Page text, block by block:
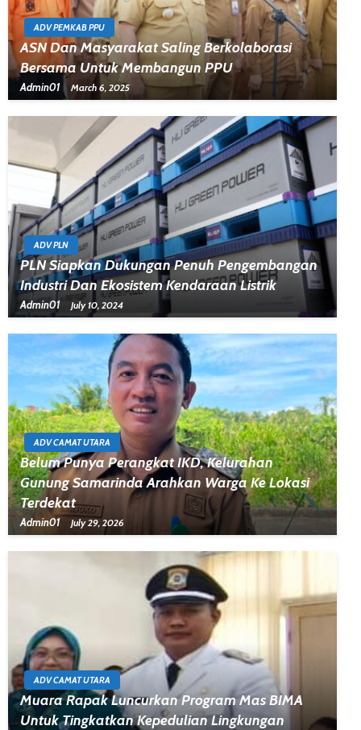
ADV PEMKAB PPU
ASN Dan Masyarakat Saling Berkolaborasi
Bersama Untuk Membangun PPU
Admin01 March 6, 2025
ADV PLN
PLN Siapkan Dukungan Penuh Pengembangan
Industri Dan Ekosistem Kendaraan Listrik
Admin01 July 10, 2024
ADV CAMAT UTARA
Belum Punya Perangkat IKD, Kelurahan
Gunung Samarinda Arahkan Warga Ke Lokasi
Terdekat
Admin01 July 29, 2026
ADV CAMAT UTARA
Muara Rapak Luncurkan Program Mas BIMA
Untuk Tingkatkan Kepedulian Lingkungan